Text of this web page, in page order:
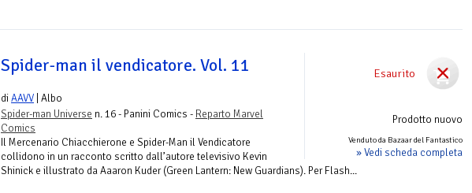
Esaurito
Prodotto nuovo
Venduto da Bazaar del Fantastico
» Vedi scheda completa
Spider-man il vendicatore. Vol. 11
diAAVV | Albo
Spider-man Universe n. 16 - Panini Comics - Reparto Marvel
Comics
Il Mercenario Chiacchierone e Spider-Man il Vendicatore
collidono in un racconto scritto dall’autore televisivo Kevin
Shinick e illustrato da Aaaron Kuder (Green Lantern: New Guardians). Per Flash...